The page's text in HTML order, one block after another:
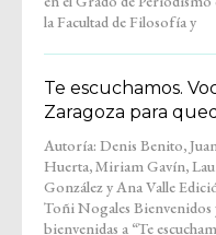
la Facultad de Filosofía y
Te escuchamos.
Zaragoza para
Autoría: Denis Benito,
Huerta, Miriam Gavín,
González y Ana Valle Edición:
Toñi Nogales Bienvenidos y
bienvenidas a “Te
Voces de quienes llegaron
Zaragoza para quedarse”.
espacio tranquilo, hecho para
escuchar sin prisas y